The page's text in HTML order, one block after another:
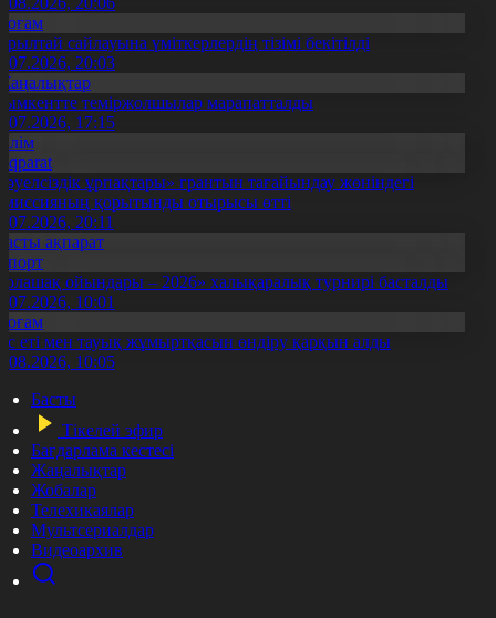
сайлауына үміткерлердің тізімі бекітілді
20:03
теміржолшылар марапатталды
17:15
ұрпақтары» грантын тағайындау жөніндегі
қорытынды отырысы өтті
20:11
ақпарат
ойындары – 2026» халықаралық турнирі басталды
10:01
еті мен тауық жұмыртқасын өндіру қарқын алды
10:05
Басты
Тікелей эфир
Бағдарлама кестесі
Жаңалықтар
Жобалар
Телехикаялар
Мультсериалдар
Видеоархив